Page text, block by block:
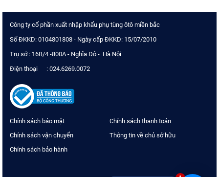
Công ty cổ phần xuất nhập khẩu phụ tùng ôtô miền bắc
Số ĐKKD: 0104801808 - Ngày cấp ĐKKD: 15/07/2010
Trụ sở : 16B/4 -800A - Nghĩa Đô - Hà Nội
Điện thoại : 024.6269.0072
Chính sách bảo mật
Chính sách thanh toán
Chính sách vận chuyển
Thông tin về chủ sở hữu
Chính sách bảo hành